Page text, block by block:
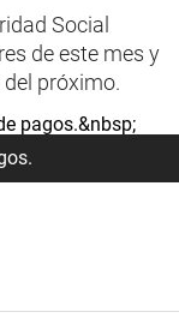
Social
de este mes y
próximo.